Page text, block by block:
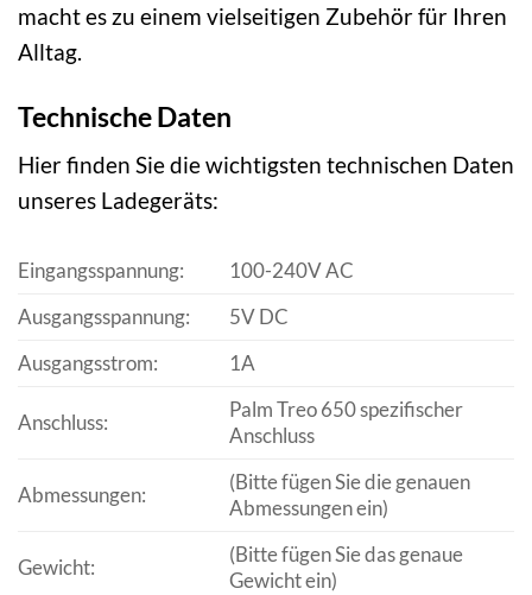
macht es zu einem vielseitigen Zubehör für Ihren
Alltag.
Technische Daten
Hier finden Sie die wichtigsten technischen Daten
unseres Ladegeräts:
Eingangsspannung:
100-240V AC
Ausgangsspannung:
5V DC
Ausgangsstrom:
1A
Anschluss:
Palm Treo 650 spezifischer
Anschluss
Abmessungen:
(Bitte fügen Sie die genauen
Abmessungen ein)
Gewicht:
(Bitte fügen Sie das genaue
Gewicht ein)